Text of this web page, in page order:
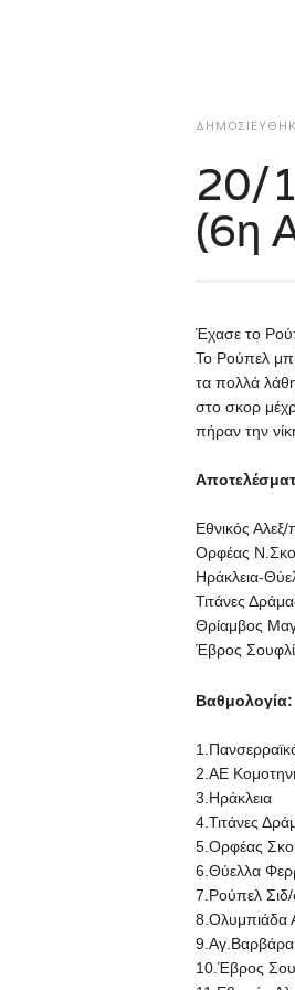
20/
(6η
Έχασε το
Το Ρούπελ
τα πολλά
στο σκορ
πήραν την
Εθνικός
Ορφέας
Ηράκλεια-
Τιτάνες
Θρίαμβος
Έβρος
Βαθμολογία:
2.ΑΕ
4.Τιτάνες
5.Ορφέας
6.Θύελλα
7.Ρούπελ
8.Ολυμπιάδα
10.Έβρος